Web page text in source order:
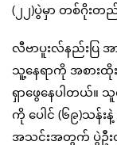
(၂၂)ပွဲမှာ တစ်ဂိုးတ
လီဗာပူးလ်နည်းပြ
သူ့နေရာကို အစား
ရှာဖွေနေပါတယ်။
ကို ပေါင် (၆၉)သန်
အသင်းအတွက် ပွဲဦးထွက်